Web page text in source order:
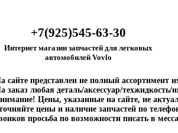
+7(925)545-63-30
Интернет магазин запчастей для легковых
автомобилей Vovlo
сайте представлен не полный ассортимент
заказ любая деталь/аксессуар/техжидкость/
Цены, указанные на сайте, не
цены и наличие запчастей по
просьба по возможности писать в